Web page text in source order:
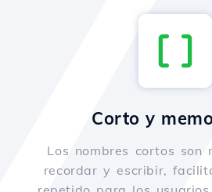
Corto y
Los nombres cortos son
recordar y escribir,